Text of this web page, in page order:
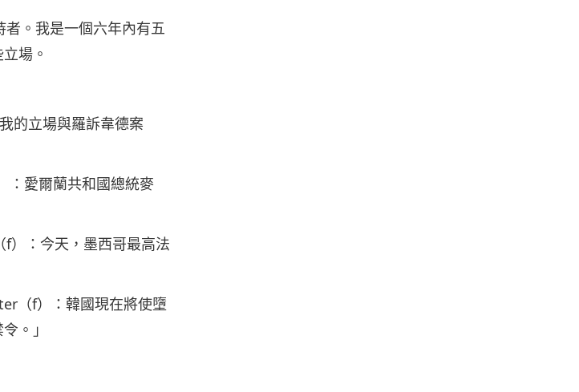
。我是一個六年內有五
場。
的立場與羅訴韋德案
：愛爾蘭共和國總統麥
）：今天，墨西哥最高法
（f）：韓國現在將使墮
。」